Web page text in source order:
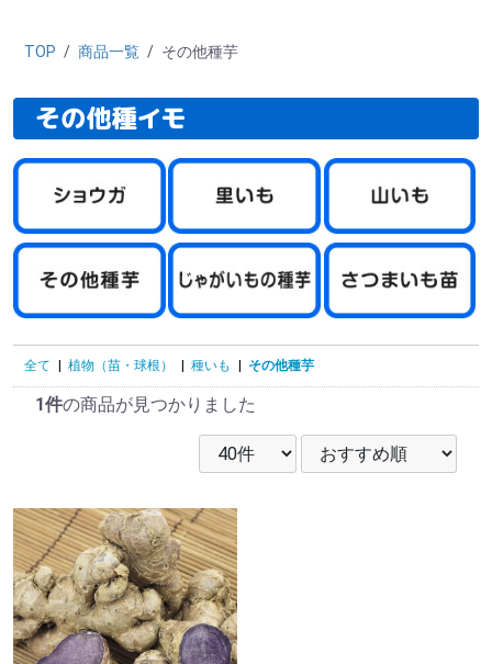
TOP / 商品一覧 / その他種芋
その他種イモ
全て 植物（苗・球根） 種いも その他種芋
1件の商品が見つかりました